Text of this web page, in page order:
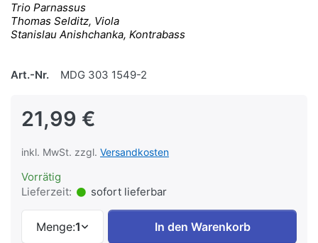
Trio Parnassus
Thomas Selditz, Viola
Stanislau Anishchanka, Kontrabass
Art.-Nr. MDG 303 1549-2
21,99 €
inkl. MwSt. zzgl. Versandkosten
Vorrätig
Lieferzeit:
sofort lieferbar
Menge:1 In den Warenkorb